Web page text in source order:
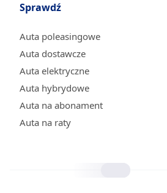
Sprawdź
Auta poleasingowe
Auta dostawcze
Auta elektryczne
Auta hybrydowe
Auta na abonament
Auta na raty